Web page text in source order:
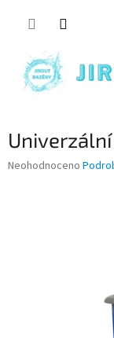
Průměrné hodnocení
Neohodnoceno